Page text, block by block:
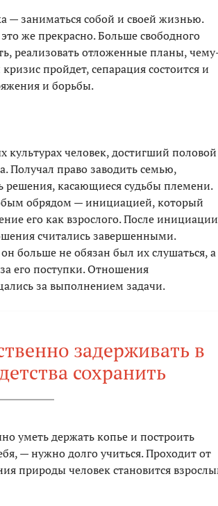
— заниматься собой и своей жизнью.
же прекрасно. Больше свободного
реализовать отложенные планы,
пройдет, сепарация состоится и
и борьбы.
человек, достигший половой
Получал право заводить семью,
решения, касающиеся судьбы племени.
обрядом — инициацией, который
его как взрослого. После инициации
считались завершенными.
он больше не обязан был их слушаться, а
его поступки. Отношения
за выполнением задачи.
задерживать в
сохранить
уметь держать копье и построить
— нужно долго учиться. Проходит от
природы человек становится